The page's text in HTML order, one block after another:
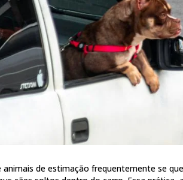
de estimação frequentemente se